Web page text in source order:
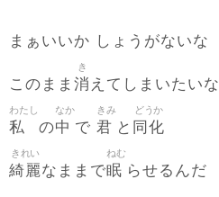
まぁいいか しょうがないな
このまま 消
き
えてしまいたいな
私
わたし
の中
なか
で 君
きみ
と 同化
どうか
綺麗
きれい
なままで眠
ねむ
らせるんだ